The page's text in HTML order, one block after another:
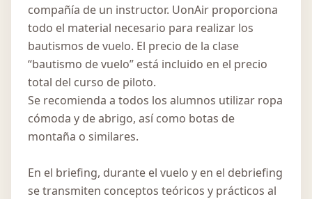
compañía de un instructor. UonAir proporciona
todo el material necesario para realizar los
bautismos de vuelo. El precio de la clase
“bautismo de vuelo” está incluido en el precio
total del curso de piloto.
Se recomienda a todos los alumnos utilizar ropa
cómoda y de abrigo, así como botas de
montaña o similares.
En el briefing, durante el vuelo y en el debriefing
se transmiten conceptos teóricos y prácticos al